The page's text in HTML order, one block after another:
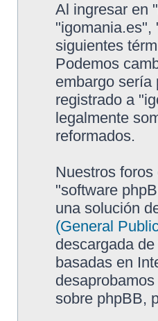
Al ingresar en
siguientes
Podemos
embargo sería
registrado a
legalmente
reformados.
Nuestros
"software
una solución
(General
descargada de
basadas en
sobre phpBB,